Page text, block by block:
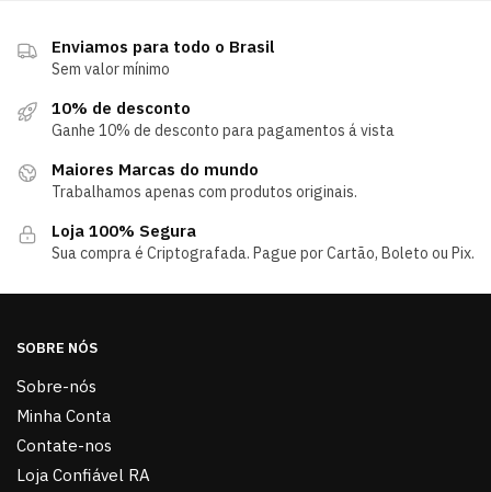
Enviamos para todo o Brasil
Sem valor mínimo
10% de desconto
Ganhe 10% de desconto para pagamentos á vista
Maiores Marcas do mundo
Trabalhamos apenas com produtos originais.
Loja 100% Segura
Sua compra é Criptografada. Pague por Cartão, Boleto ou Pix.
SOBRE NÓS
Sobre-nós
Minha Conta
Contate-nos
Loja Confiável RA